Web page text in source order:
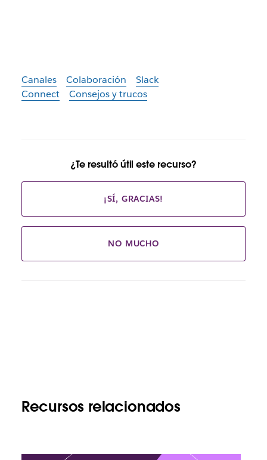
Canales Colaboración
Slack
Connect
Consejos y trucos
¿Te resultó útil este recurso?
¡SÍ, GRACIAS!
NO MUCHO
Recursos relacionados